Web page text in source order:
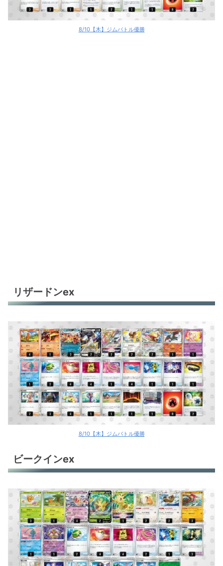
ルギアV
8/10【木】ジムバトル優勝
リザードンex
8/10【木】ジムバトル優勝
ビークインex